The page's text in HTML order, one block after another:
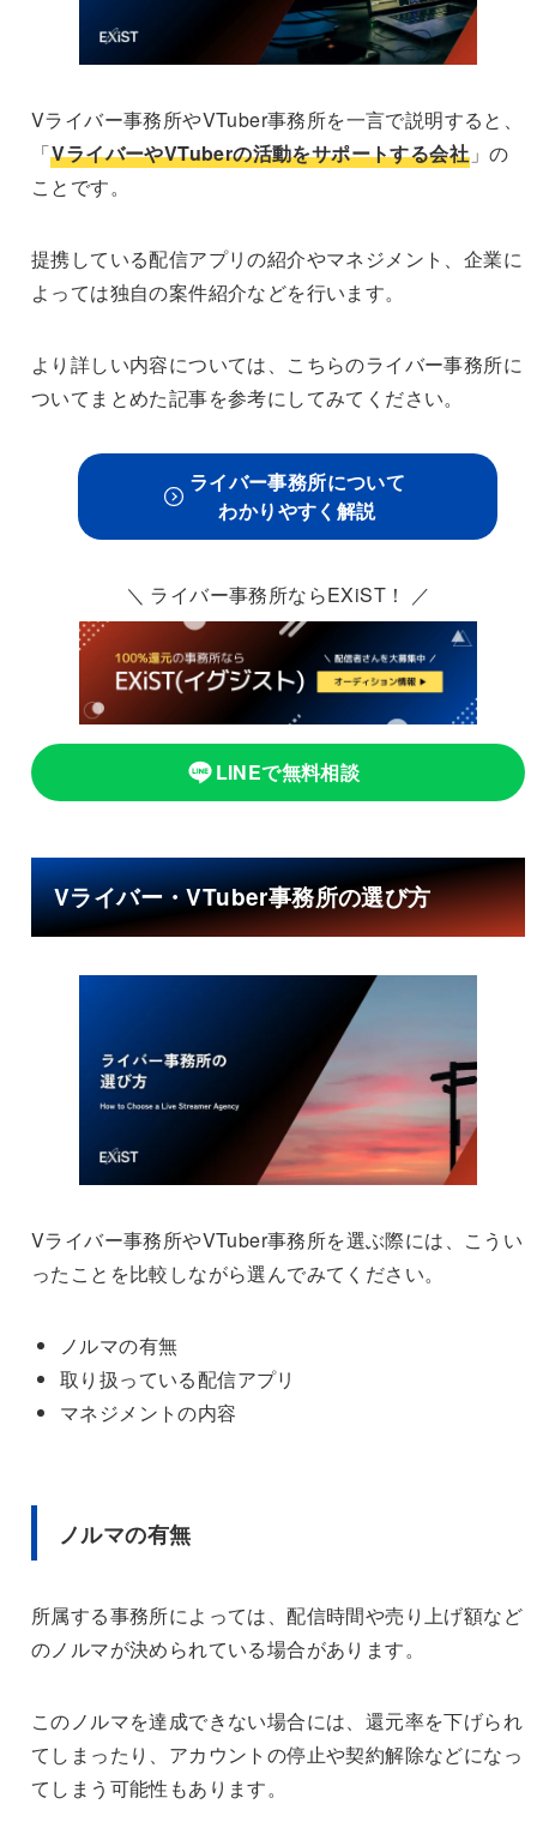
Vライバー事務所やVTuber事務所を一言で説明すると、
「VライバーやVTuberの活動をサポートする会社」の
ことです。
提携している配信アプリの紹介やマネジメント、企業に
よっては独自の案件紹介などを行います。
より詳しい内容については、こちらのライバー事務所に
ついてまとめた記事を参考にしてみてください。
ライバー事務所について
わかりやすく解説
＼ ライバー事務所ならEXiST！ ／
LINEで無料相談
Vライバー・VTuber事務所の選び方
Vライバー事務所やVTuber事務所を選ぶ際には、こうい
ったことを比較しながら選んでみてください。
ノルマの有無
取り扱っている配信アプリ
マネジメントの内容
ノルマの有無
所属する事務所によっては、配信時間や売り上げ額など
のノルマが決められている場合があります。
このノルマを達成できない場合には、還元率を下げられ
てしまったり、アカウントの停止や契約解除などになっ
てしまう可能性もあります。